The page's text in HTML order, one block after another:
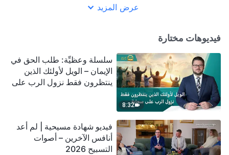
عرض المزيد
فيديوهات مختارة
8:32
سلسلة وعظيِّة: طلب الحق في
الإيمان – الويل لأولئك الذين
ينتظرون فقط نزول الرب على
فيديو شهادة مسيحية | لم أعد
أنافس الآخرين – أصوات
التسبيح 2026